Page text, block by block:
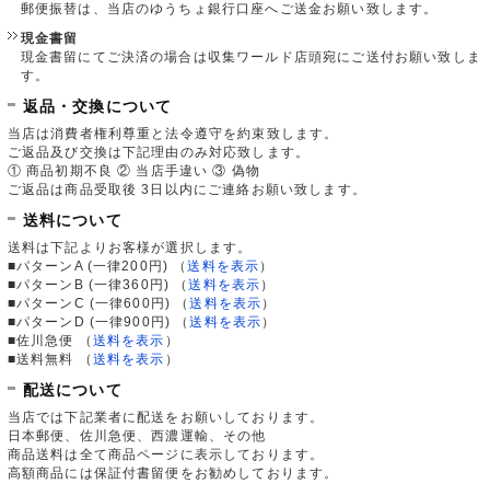
郵便振替は、当店のゆうちょ銀行口座へご送金お願い致します。
現金書留
現金書留にてご決済の場合は収集ワールド店頭宛にご送付お願い致しま
す。
返品・交換について
当店は消費者権利尊重と法令遵守を約束致します。
ご返品及び交換は下記理由のみ対応致します。
① 商品初期不良 ② 当店手違い ③ 偽物
ご返品は商品受取後 3日以内にご連絡お願い致します。
送料について
送料は下記よりお客様が選択します。
■パターンA (一律200円)
（送料を表示 ）
■パターンB (一律360円)
（送料を表示 ）
■パターンC (一律600円)
（送料を表示 ）
■パターンD (一律900円)
（送料を表示 ）
■佐川急便
（ 送料を表示 ）
■送料無料
（ 送料を表示 ）
配送について
当店では下記業者に配送をお願いしております。
日本郵便、佐川急便、西濃運輸、その他
商品送料は全て商品ページに表示しております。
高額商品には保証付書留便をお勧めしております。